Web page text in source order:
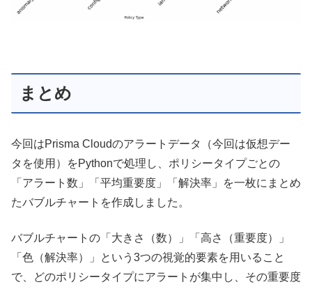
まとめ
今回はPrisma Cloudのアラートデータ（今回は仮想デー
タを使用）をPythonで処理し、ポリシータイプごとの
「アラート数」「平均重要度」「解決率」を一枚にまとめ
たバブルチャートを作成しました。
バブルチャートの「大きさ（数）」「高さ（重要度）」
「色（解決率）」という3つの視覚的要素を用いること
で、どのポリシータイプにアラートが集中し、その重要度